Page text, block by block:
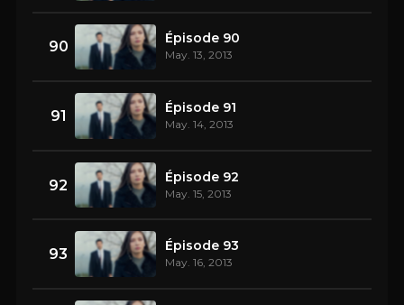
90 Épisode 90
May. 13, 2013
91 Épisode 91
May. 14, 2013
92 Épisode 92
May. 15, 2013
93 Épisode 93
May. 16, 2013